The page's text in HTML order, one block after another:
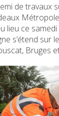
de travaux
lieu ce
s’étend sur
Bruges